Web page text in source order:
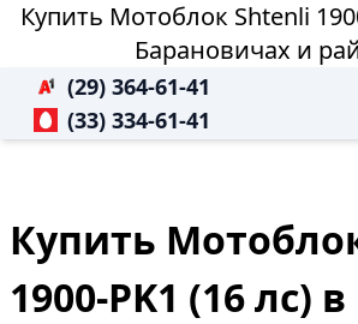
Купить Мотоблок Shtenli
Барановичах и
(29) 364-61-41
(33) 334-61-41
Купить
1900-PK1 (16 лс) в